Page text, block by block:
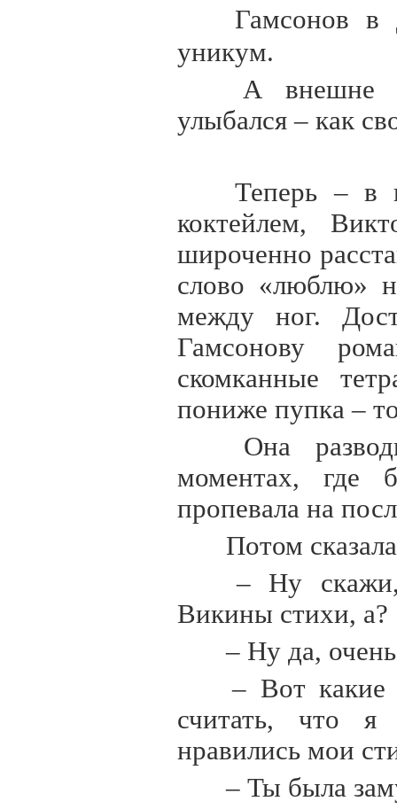
Гамсонов в
уникум.
А внешне
улыбался – как
Теперь – в
коктейлем,
широченно
слово «люблю»
между ног.
Гамсонову
скомканные
пониже пупка –
Она
моментах, где
пропевала на
Потом
– Ну скажи,
Викины стихи, а?
– Ну да,
– Вот
считать, что
нравились мои
– Ты была